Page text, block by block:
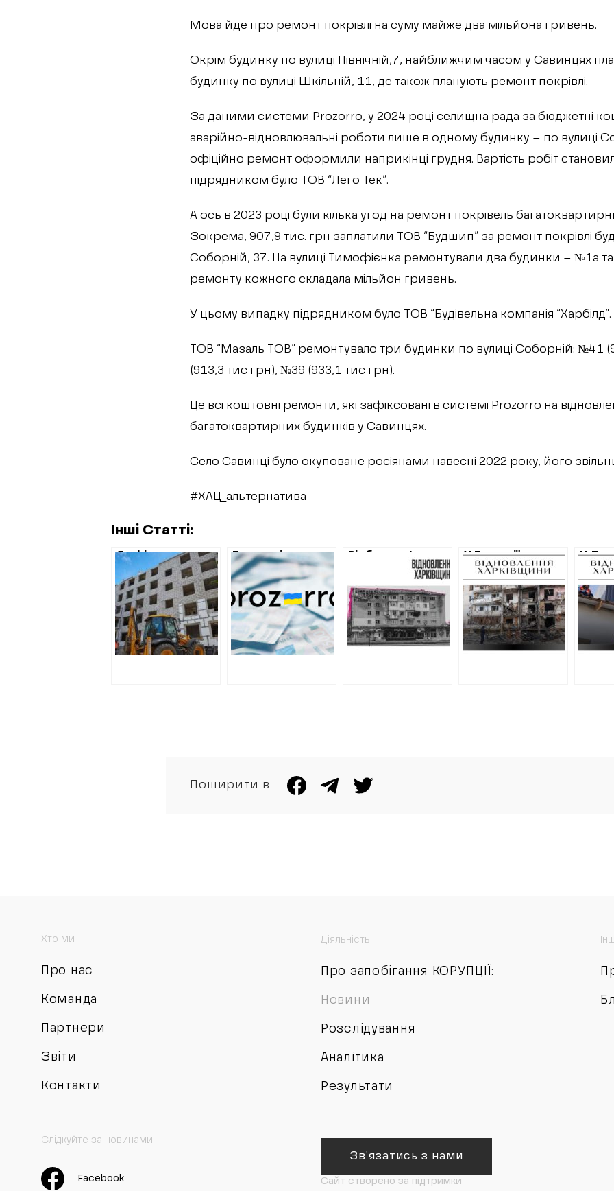
Мова йде про ремонт покрівлі на суму майже два мільйона гривень.
Окрім будинку по вулиці Північній,7, найближчим часом у Савинцях
будинку по вулиці Шкільній, 11, де також планують ремонт покрівлі.
За даними системи Prozorro, у 2024 році селищна рада за бюджетні
аварійно-відновлювальні роботи лише в одному будинку – по вулиці
офіційно ремонт оформили наприкінці грудня. Вартість робіт
підрядником було ТОВ “Лего Тек”.
А ось в 2023 році були кілька угод на ремонт покрівель
Зокрема, 907,9 тис. грн заплатили ТОВ “Будшип” за ремонт покрівлі
Соборній, 37. На вулиці Тимофієнка ремонтували два будинки – №1а та
ремонту кожного складала мільйон гривень.
У цьому випадку підрядником було ТОВ “Будівельна компанія “Харбілд”.
ТОВ “Мазаль ТОВ” ремонтувало три будинки по вулиці Соборній: №41
(913,3 тис грн), №39 (933,1 тис грн).
Це всі коштовні ремонти, які зафіксовані в системі Prozorro на
багатоквартирних будинків у Савинцях.
Село Савинці було окуповане росіянами навесні 2022 року, його
#ХАЦ_альтернатива
Інші Статті:
Як фінансували
відбудову на
Харківщині на
початку 2024
року: аналітика
ХАЦ
Тендерні новачки
отримали майже
30 мільйонів на
відновлення
будинків у
Дергачах
Відбудова Ізюма
мовою цифр:
аналітика ХАЦ
У Балаклії
відремонтують
ще шість
багатоповерхівок:
адреси,
підрядники, ціни
У
Поширити в
Хто ми
Про нас
Команда
Партнери
Звіти
Контакти
Діяльність
Про запобігання КОРУПЦІЇ:
Новини
Розслідування
Аналітика
Результати
Слідкуйте за новинами
Facebook
Зв'язатись з нами
Сайт створено за підтримки